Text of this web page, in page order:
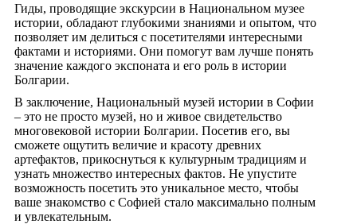
Гиды, проводящие экскурсии в Национальном музее
истории, обладают глубокими знаниями и опытом, что
позволяет им делиться с посетителями интересными
фактами и историями. Они помогут вам лучше понять
значение каждого экспоната и его роль в истории
Болгарии.
В заключение, Национальный музей истории в Софии
– это не просто музей, но и живое свидетельство
многовековой истории Болгарии. Посетив его, вы
сможете ощутить величие и красоту древних
артефактов, прикоснуться к культурным традициям и
узнать множество интересных фактов. Не упустите
возможность посетить это уникальное место, чтобы
ваше знакомство с Софией стало максимально полным
и увлекательным.